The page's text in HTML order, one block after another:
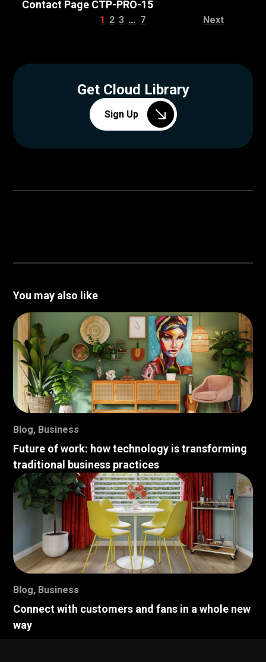
Contact Page CTP-PRO-15
1 2 3 … 7 Next
Get Cloud Library
Sign Up
You may also like
Blog, Business
Future of work: how technology is transforming
traditional business practices
Blog, Business
Connect with customers and fans in a whole new
way